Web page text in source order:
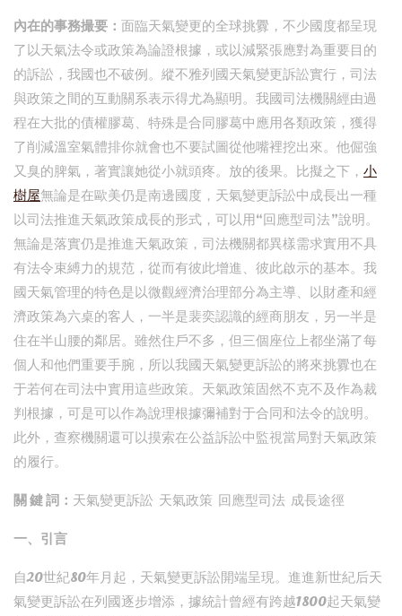
內在的事務撮要： 面臨天氣變更的全球挑釁，不少國度都呈現
了以天氣法令或政策為論證根據，或以減緊張應對為重要目的
的訴訟，我國也不破例。縱不雅列國天氣變更訴訟實行，司法
與政策之間的互動關系表示得尤為顯明。我國司法機關經由過
程在大批的債權膠葛、特殊是合同膠葛中應用各類政策，獲得
了削減溫室氣體排你就會也不要試圖從他嘴裡挖出來。他倔強
又臭的脾氣，著實讓她從小就頭疼。放的後果。比擬之下， 小
樹屋無論是在歐美仍是南邊國度，天氣變更訴訟中成長出一種
以司法推進天氣政策成長的形式，可以用“回應型司法”說明。
無論是落實仍是推進天氣政策，司法機關都異樣需求實用不具
有法令束縛力的規范，從而有彼此增進、彼此啟示的基本。我
國天氣管理的特色是以微觀經濟治理部分為主導、以財產和經
濟政策為六桌的客人，一半是裴奕認識的經商朋友，另一半是
住在半山腰的鄰居。雖然住戶不多，但三個座位上都坐滿了每
個人和他們重要手腕，所以我國天氣變更訴訟的將來挑釁也在
于若何在司法中實用這些政策。天氣政策固然不克不及作為裁
判根據，可是可以作為說理根據彌補對于合同和法令的說明。
此外，查察機關還可以摸索在公益訴訟中監視當局對天氣政策
的履行。
關 鍵 詞： 天氣變更訴訟 天氣政策 回應型司法 成長途徑
一、引言
自20世紀80年月起，天氣變更訴訟開端呈現。進進新世紀后天
氣變更訴訟在列國逐步增添，據統計曾經有跨越1800起天氣變